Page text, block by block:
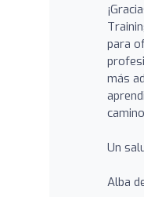
para
más
Un
Alba